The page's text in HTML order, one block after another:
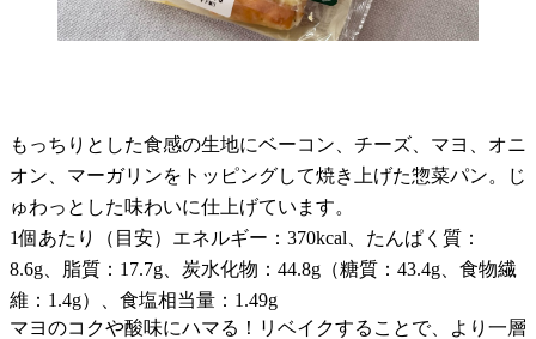
もっちりとした食感の生地にベーコン、チーズ、マヨ、オニ
オン、マーガリンをトッピングして焼き上げた惣菜パン。じ
ゅわっとした味わいに仕上げています。
1個あたり（目安）エネルギー：370kcal、たんぱく質：
8.6g、脂質：17.7g、炭水化物：44.8g（糖質：43.4g、食物繊
維：1.4g）、食塩相当量：1.49g
マヨのコクや酸味にハマる！リベイクすることで、より一層